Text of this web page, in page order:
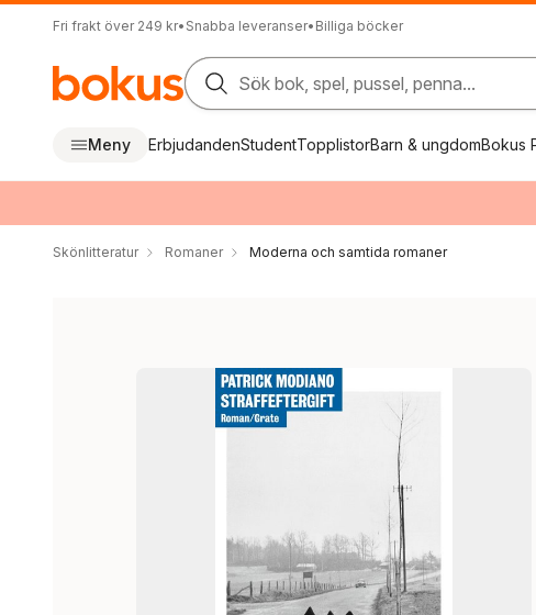
Fri frakt över 249 kr• Snabba leveranser• Billiga böcker
Sök bok, spel, pussel, penna...
Meny ErbjudandenStudentTopplistorBarn & ungdomBokus
Skönlitteratur Romaner Moderna och samtida romaner